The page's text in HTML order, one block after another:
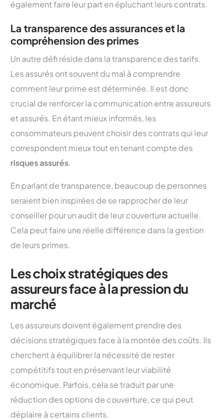
également faire leur part en épluchant leurs contrats.
La transparence des assurances et la
compréhension des primes
Un autre défi réside dans la transparence des tarifs.
Les assurés ont souvent du mal à comprendre
comment leur prime est déterminée. Il est donc
crucial de renforcer la communication entre assureurs
et assurés. En étant mieux informés, les
consommateurs peuvent choisir des contrats qui leur
correspondent mieux tout en tenant compte des
risques assurés.
En parlant de transparence, beaucoup de personnes
seraient bien inspirées de se rapprocher de leur
conseiller pour un audit de leur couverture actuelle.
Cela peut faire une réelle différence dans la gestion
de leurs primes.
Les choix stratégiques des
assureurs face à la pression du
marché
Les assureurs doivent également prendre des
décisions stratégiques face à la montée des coûts. Ils
cherchent à équilibrer la nécessité de rester
compétitifs tout en préservant leur viabilité
économique. Parfois, cela se traduit par une
réduction des options de couverture, ce qui peut
déplaire à certains clients.